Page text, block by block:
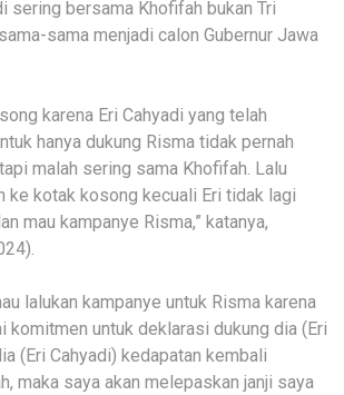
sering bersama Khofifah bukan Tri
sama menjadi calon Gubernur Jawa
karena Eri Cahyadi yang telah
hanya dukung Risma tidak pernah
malah sering sama Khofifah. Lalu
ke kotak kosong kecuali Eri tidak lagi
mau kampanye Risma,” katanya,
lalukan kampanye untuk Risma karena
komitmen untuk deklarasi dukung dia (Eri
(Eri Cahyadi) kedapatan kembali
maka saya akan melepaskan janji saya